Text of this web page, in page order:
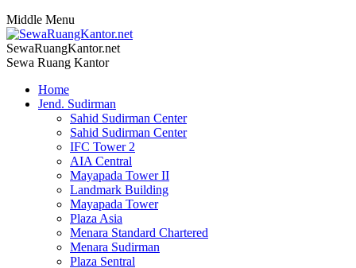
Middle Menu
SewaRuangKantor.net
Sewa Ruang Kantor
Home
Jend. Sudirman
Sahid Sudirman Center
Sahid Sudirman Center
IFC Tower 2
AIA Central
Mayapada Tower II
Landmark Building
Mayapada Tower
Plaza Asia
Menara Standard Chartered
Menara Sudirman
Plaza Sentral